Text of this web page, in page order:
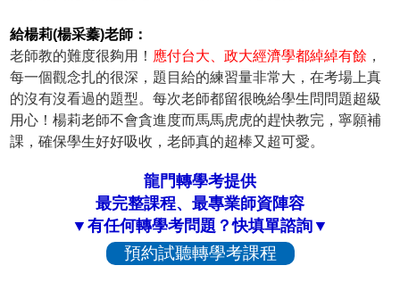
給楊莉(楊采蓁)老師：
老師教的難度很夠用！ 應付台大、政大經濟學都綽綽有餘 ，
每一個觀念扎的很深，題目給的練習量非常大，在考場上真
的沒有沒看過的題型。每次老師都留很晚給學生問問題超級
用心！楊莉老師不會貪進度而馬馬虎虎的趕快教完，寧願補
課，確保學生好好吸收，老師真的超棒又超可愛。
龍門轉學考提供
最完整課程、最專業師資陣容
▼有任何轉學考問題？快填單諮詢▼
預約試聽轉學考課程